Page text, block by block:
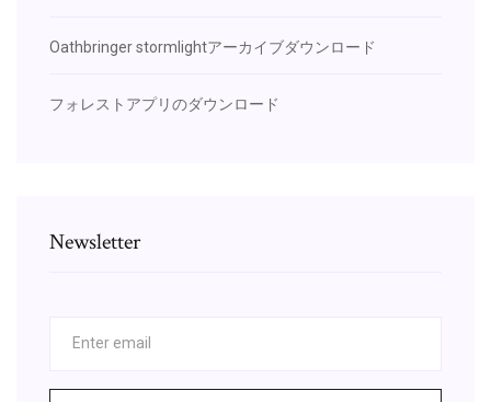
Oathbringer stormlightアーカイブダウンロード
フォレストアプリのダウンロード
Newsletter